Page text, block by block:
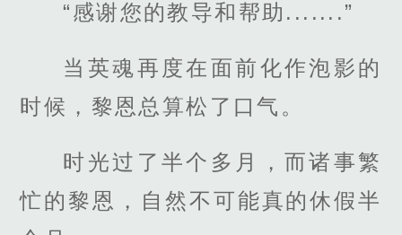
“感谢您的教导和帮助.......”
当英魂再度在面前化作泡影的
时候，黎恩总算松了口气。
时光过了半个多月，而诸事繁
忙的黎恩，自然不可能真的休假半